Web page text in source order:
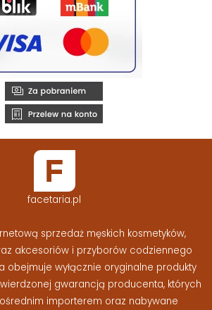
facetaria.pl
sprzedaż męskich kosmetyków,
akcesoriów i przyborów codziennego
obejmuje wyłącznie oryginalne produkty
gwarancją producenta, których
importerem oraz nabywane